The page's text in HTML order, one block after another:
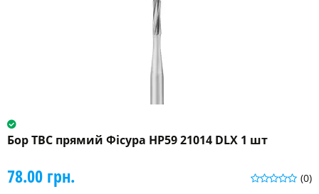
Бор ТВС прямий Фісура HP59 21014 DLX 1 шт
(0)
78.00 грн.